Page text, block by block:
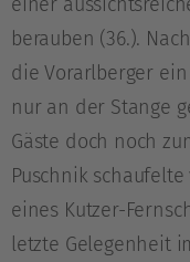
einer
berauben (36.).
die Vorarlberger
nur an der Stange
Gäste doch noch
Puschnik
eines Kutzer-
letzte Gelegenheit